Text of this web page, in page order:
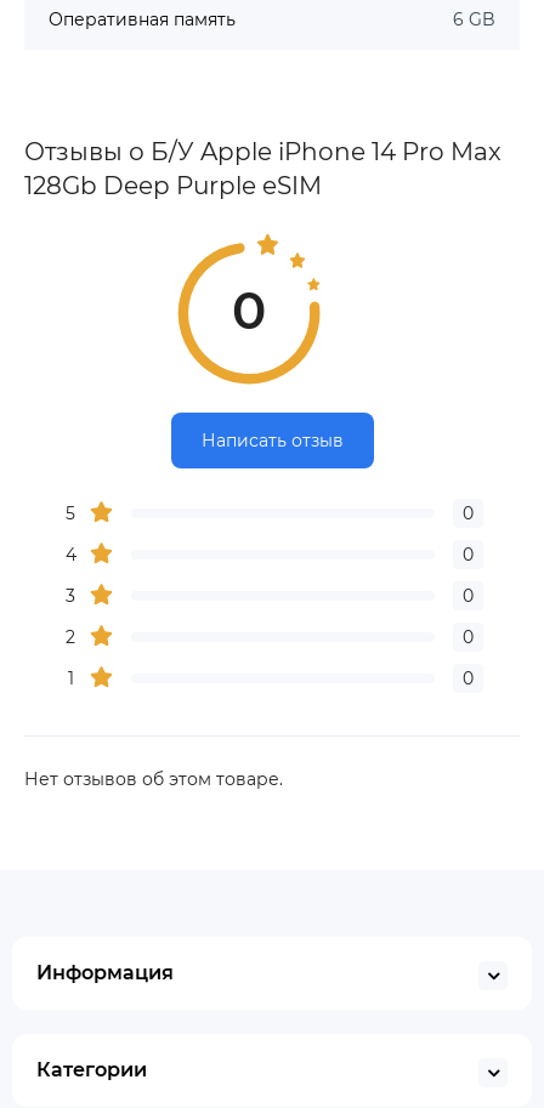
Оперативная память 6 GB
Отзывы о Б/У Apple iPhone 14 Pro Max
128Gb Deep Purple eSIM
0
Написать отзыв
5
0
4
0
3
0
2
0
1
0
Нет отзывов об этом товаре.
Информация
Категории